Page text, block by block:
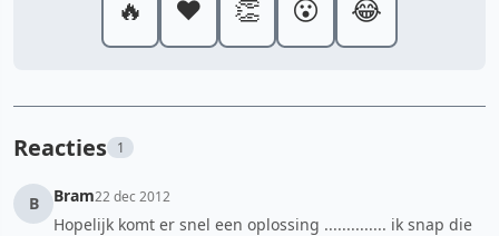
🔥 ❤️ 👏 😮 😂
Reacties 1
B Bram22 dec 2012
Hopelijk komt er snel een oplossing .............. ik snap die